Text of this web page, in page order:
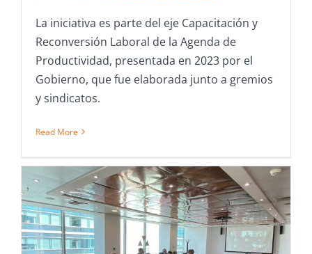
La iniciativa es parte del eje Capacitación y
Reconversión Laboral de la Agenda de
Productividad, presentada en 2023 por el
Gobierno, que fue elaborada junto a gremios
y sindicatos.
Read More